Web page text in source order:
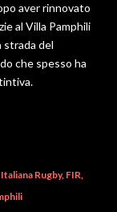
aver rinnovato
al Villa Pamphili
strada del
che spesso ha
Rugby FIR